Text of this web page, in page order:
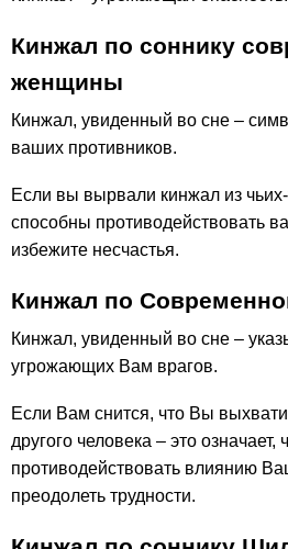
Кинжал по соннику
женщины
Кинжал, увиденный во сне –
ваших противников.
Если вы вырвали кинжал из
способны противодействовать
избежите несчастья.
Кинжал по
Кинжал, увиденный во сне –
угрожающих Вам врагов.
Если Вам снится, что Вы
другого человека – это
противодействовать влиянию
преодолеть трудности.